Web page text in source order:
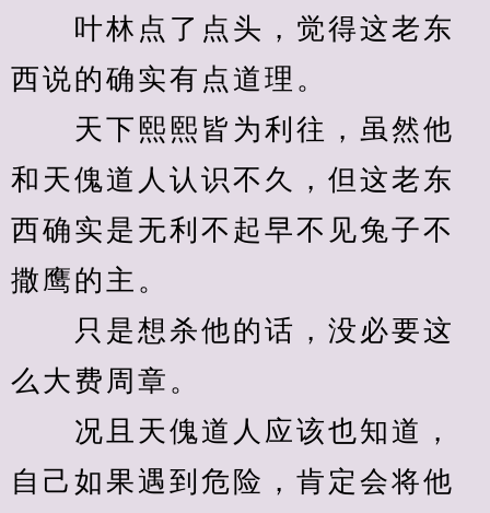
叶林点了点头，觉得这老东
西说的确实有点道理。
天下熙熙皆为利往，虽然他
和天傀道人认识不久，但这老东
西确实是无利不起早不见兔子不
撒鹰的主。
只是想杀他的话，没必要这
么大费周章。
况且天傀道人应该也知道，
自己如果遇到危险，肯定会将他